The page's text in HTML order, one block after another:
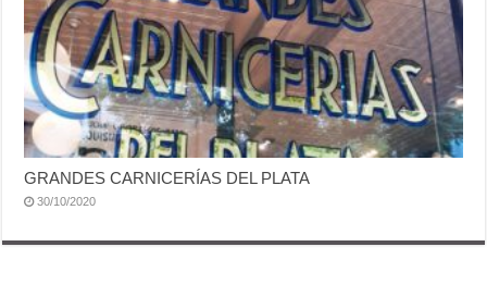
GRANDES CARNICERÍAS DEL PLATA
30/10/2020